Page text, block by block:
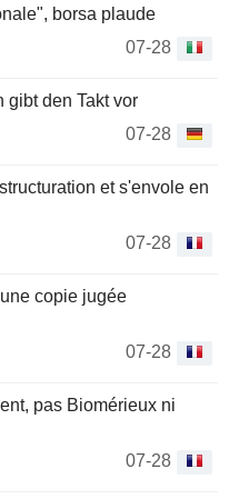
borsa plaude
07-28
gibt den Takt vor
07-28
et s'envole en
07-28
copie jugée
07-28
pas Biomérieux ni
07-28